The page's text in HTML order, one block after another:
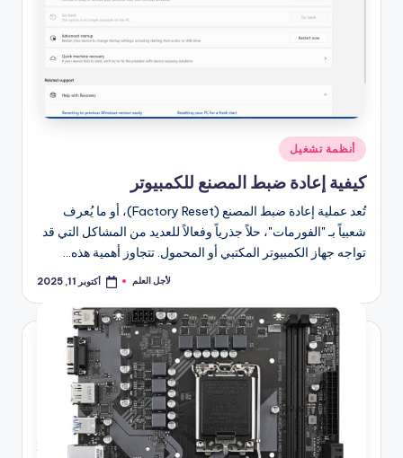
نُشر
في
أنظمة تشغيل
كيفية إعادة ضبط المصنع للكمبيوتر
تُعد عملية إعادة ضبط المصنع (Factory Reset)، أو ما يُعرف
شعبياً بـ "الفورمات"، حلاً جذرياً وفعالاً للعديد من المشاكل التي قد
تواجه جهاز الكمبيوتر المكتبي أو المحمول. تتجاوز أهمية هذه…
تمّ
بواسطة
لأجل العلم أكتوبر 11, 2025